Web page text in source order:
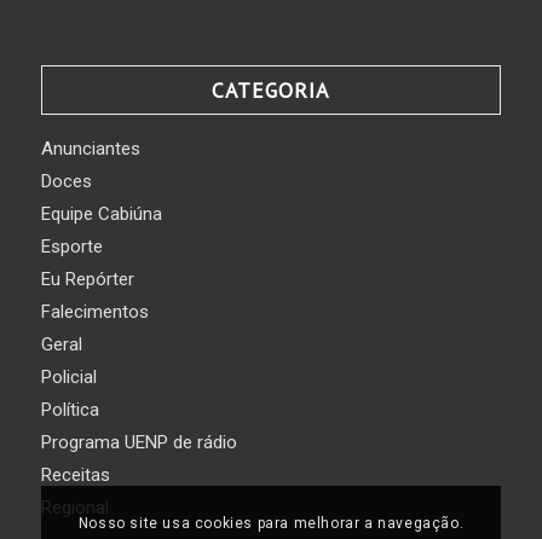
CATEGORIA
Anunciantes
Doces
Equipe Cabiúna
Esporte
Eu Repórter
Falecimentos
Geral
Policial
Política
Programa UENP de rádio
Receitas
Regional
Nosso site usa cookies para melhorar a navegação.